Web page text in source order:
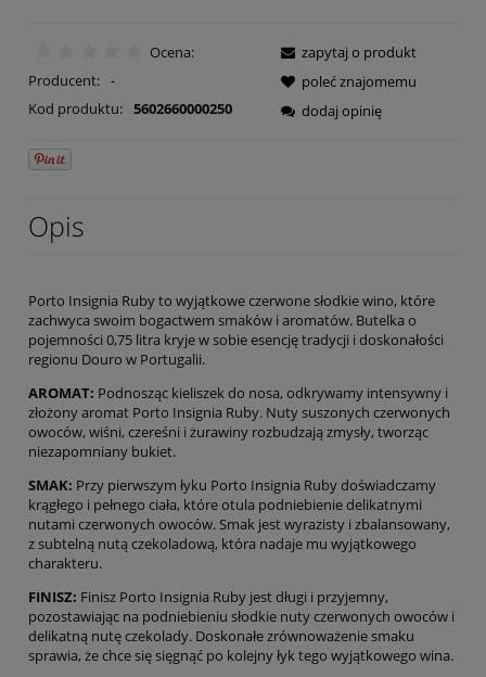
Ocena:
Producent: -
Kod produktu: 5602660000250
zapytaj o produkt
poleć znajomemu
dodaj opinię
Opis
Porto Insignia Ruby to wyjątkowe czerwone słodkie wino, które
zachwyca swoim bogactwem smaków i aromatów. Butelka o
pojemności 0,75 litra kryje w sobie esencję tradycji i doskonałości
regionu Douro w Portugalii.
AROMAT: Podnosząc kieliszek do nosa, odkrywamy intensywny i
złożony aromat Porto Insignia Ruby. Nuty suszonych czerwonych
owoców, wiśni, czereśni i żurawiny rozbudzają zmysły, tworząc
niezapomniany bukiet.
SMAK: Przy pierwszym łyku Porto Insignia Ruby doświadczamy
krągłego i pełnego ciała, które otula podniebienie delikatnymi
nutami czerwonych owoców. Smak jest wyrazisty i zbalansowany,
z subtelną nutą czekoladową, która nadaje mu wyjątkowego
charakteru.
FINISZ: Finisz Porto Insignia Ruby jest długi i przyjemny,
pozostawiając na podniebieniu słodkie nuty czerwonych owoców i
delikatną nutę czekolady. Doskonałe zrównoważenie smaku
sprawia, że chce się sięgnąć po kolejny łyk tego wyjątkowego wina.